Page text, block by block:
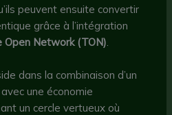
peuvent ensuite convertir
grâce à l’intégration
Open Network (TON)
dans la combinaison d’un
une économie
un cercle vertueux où